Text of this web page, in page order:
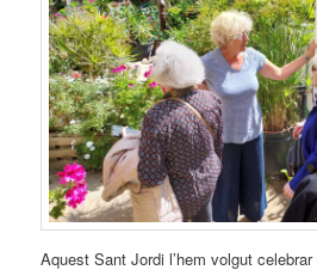
Aquest Sant Jordi l’hem volgut celebrar